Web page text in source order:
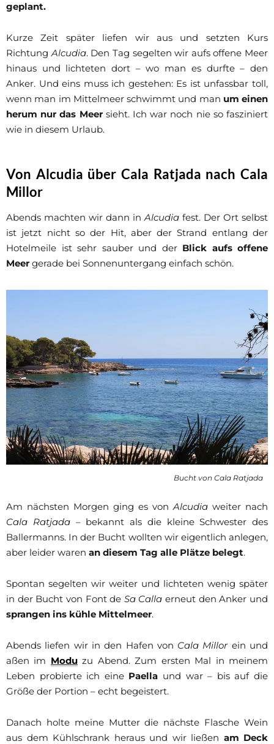
geplant.
Kurze Zeit später liefen wir aus und setzten Kurs
RichtungAlcudia. Den Tag segelten wir aufs offene Meer
hinaus und lichteten dort – wo man es durfte – den
Anker. Und eins muss ich gestehen: Es ist unfassbar toll,
wenn man im Mittelmeer schwimmt und man um einen
herum nur das Meersieht. Ich war noch nie so fasziniert
wie in diesem Urlaub.
Von Alcudia über Cala Ratjada nach Cala
Millor
Abends machten wir dann inAlcudia fest. Der Ort selbst
ist jetzt nicht so der Hit, aber der Strand entlang der
Hotelmeile ist sehr sauber und der Blick aufs offene
Meer gerade bei Sonnenuntergang einfach schön.
Bucht von Cala Ratjada
Am nächsten Morgen ging es von Alcudia weiter nach
Cala Ratjada– bekannt als die kleine Schwester des
Ballermanns. In der Bucht wollten wir eigentlich anlegen,
aber leider waren an diesem Tag alle Plätze belegt.
Spontan segelten wir weiter und lichteten wenig später
in der Bucht von Font de Sa Calla erneut den Anker und
sprangen ins kühle Mittelmeer.
Abends liefen wir in den Hafen von Cala Millorein und
aßen im Moduzu Abend. Zum ersten Mal in meinem
Leben probierte ich eine Paella und war – bis auf die
Größe der Portion – echt begeistert.
Danach holte meine Mutter die nächste Flasche Wein
aus dem Kühlschrank heraus und wir ließen am Deck